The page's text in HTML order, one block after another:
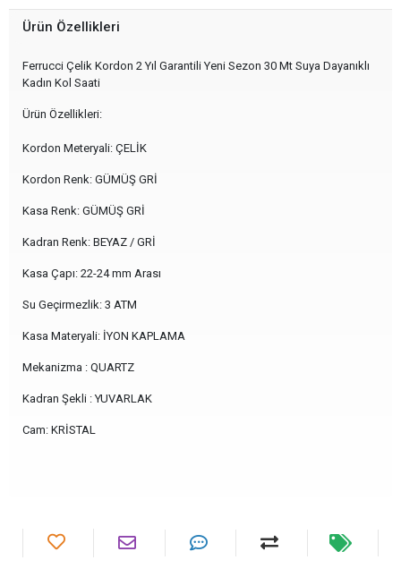
Ürün Özellikleri
Ferrucci Çelik Kordon 2 Yıl Garantili Yeni Sezon 30 Mt Suya Dayanıklı
Kadın Kol Saati
Ürün Özellikleri:
Kordon Meteryali: ÇELİK
Kordon Renk: GÜMÜŞ GRİ
Kasa Renk: GÜMÜŞ GRİ
Kadran Renk: BEYAZ / GRİ
Kasa Çapı: 22-24 mm Arası
Su Geçirmezlik: 3 ATM
Kasa Materyali: İYON KAPLAMA
Mekanizma : QUARTZ
Kadran Şekli : YUVARLAK
Cam: KRİSTAL